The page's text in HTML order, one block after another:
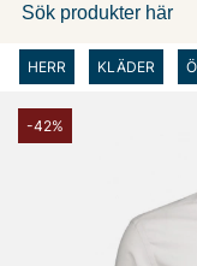
HERR KLÄDER
-42%